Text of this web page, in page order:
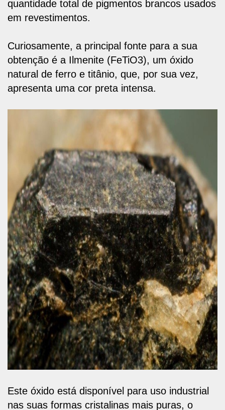
quantidade total de pigmentos brancos usados
em revestimentos.
Curiosamente, a principal fonte para a sua
obtenção é a Ilmenite (FeTiO3), um óxido
natural de ferro e titânio, que, por sua vez,
apresenta uma cor preta intensa.
Este óxido está disponível para uso industrial
nas suas formas cristalinas mais puras, o